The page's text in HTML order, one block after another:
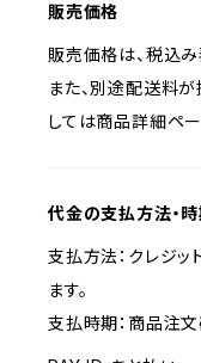
販売価格
販売価格は、税込み
また、別途配送料
しては商品詳細ペ
代金の支払方法・時
支払方法：クレジ
ます。
支払時期：商品注